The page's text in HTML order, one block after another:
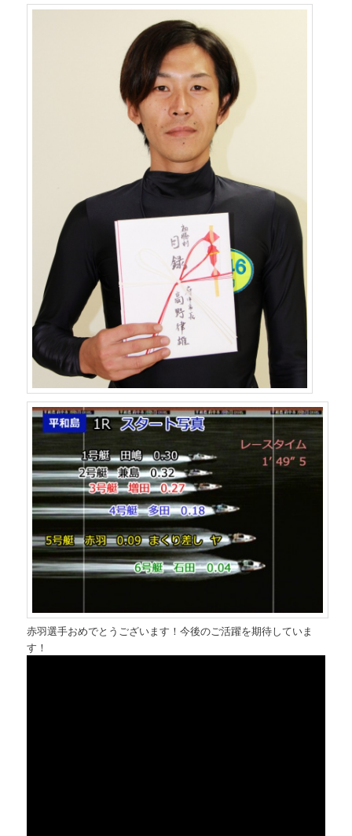
赤羽選手おめでとうございます！今後のご活躍を期待していま
す！